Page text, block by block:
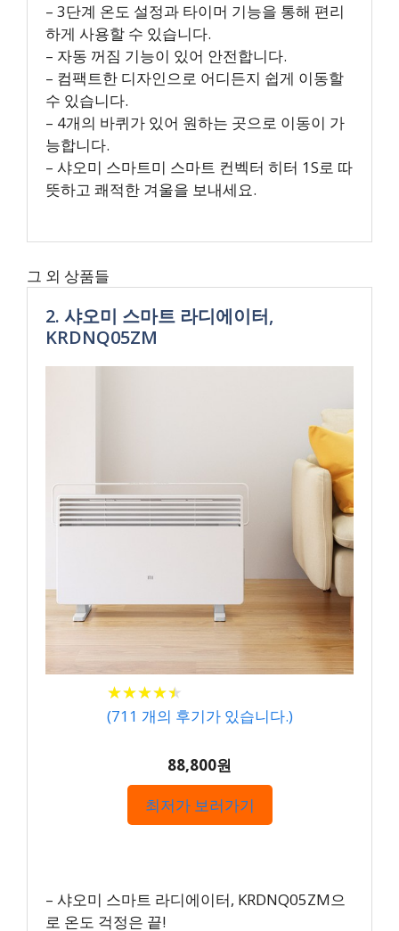
– 3단계 온도 설정과 타이머 기능을 통해 편리
하게 사용할 수 있습니다.
– 자동 꺼짐 기능이 있어 안전합니다.
– 컴팩트한 디자인으로 어디든지 쉽게 이동할
수 있습니다.
– 4개의 바퀴가 있어 원하는 곳으로 이동이 가
능합니다.
– 샤오미 스마트미 스마트 컨벡터 히터 1S로 따
뜻하고 쾌적한 겨울을 보내세요.
그 외 상품들
2. 샤오미 스마트 라디에이터,
KRDNQ05ZM
★★★★★
★★★★★
(711 개의 후기가 있습니다.)
88,800원
최저가 보러가기
– 샤오미 스마트 라디에이터, KRDNQ05ZM으
로 온도 걱정은 끝!